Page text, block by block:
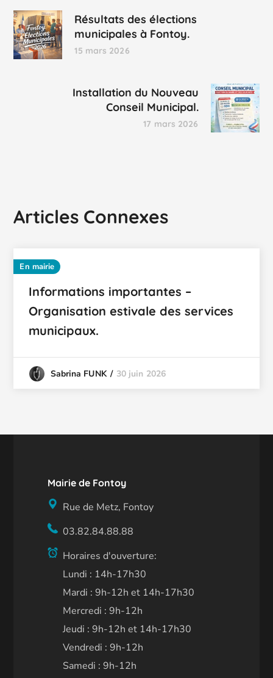
Résultats des élections
municipales à Fontoy.
15 mars 2026
Installation du Nouveau
Conseil Municipal.
17 mars 2026
Articles Connexes
En mairie
Informations importantes –
Organisation estivale des services
municipaux.
Sabrina FUNK 30 juin 2026
Mairie de Fontoy
Rue de Metz, Fontoy
03.82.84.88.88
Horaires d'ouverture:
Lundi : 14h-17h30
Mardi : 9h-12h et 14h-17h30
Mercredi : 9h-12h
Jeudi : 9h-12h et 14h-17h30
Vendredi : 9h-12h
Samedi : 9h-12h